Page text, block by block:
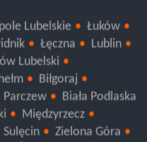
Lubelskie
Łuków
Łęczna
Lublin
Lubelski
Biłgoraj
Parczew
Biała Podlaska
Międzyrzecz
Sulęcin
Zielona Góra